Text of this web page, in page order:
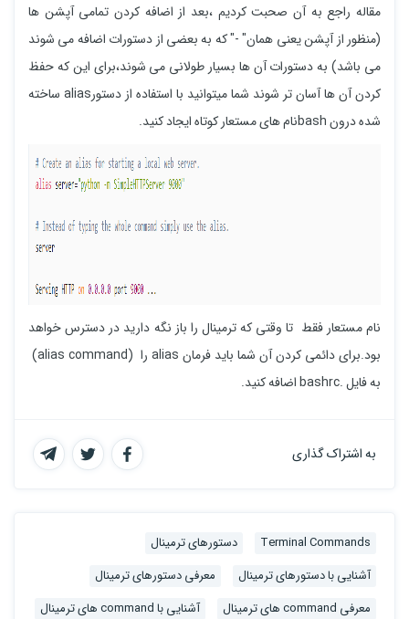
مقاله راجع به آن صحبت کردیم ،بعد از اضافه کردن تمامی آپشن ها
(منظور از آپشن یعنی همان" -" که به بعضی از دستورات اضافه می شوند
می باشد) به دستورات آن ها بسیار طولانی می شوند،برای این که حفظ
کردن آن ها آسان تر شوند شما میتوانید با استفاده از دستورalias ساخته
شده درون bashنام های مستعار کوتاه ایجاد کنید.
نام مستعار فقط تا وقتی که ترمینال را باز نگه دارید در دسترس خواهد
بود.برای دائمی کردن آن شما باید فرمان alias را (alias command)
به فایل .bashrc اضافه کنید.
به اشتراک گذاری
Terminal Commands
دستورهای ترمینال
آشنایی با دستورهای ترمینال
معرفی دستورهای ترمینال
معرفی command های ترمینال
آشنایی با command های ترمینال